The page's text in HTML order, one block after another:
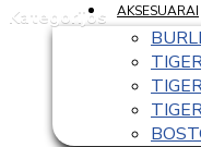
Kategorijos
AKSESUARAI